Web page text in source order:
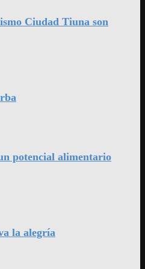
Ciudad Tiuna son
potencial alimentario
la alegría